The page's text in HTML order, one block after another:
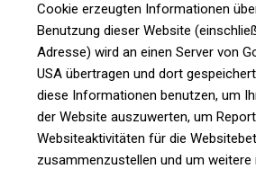
Cookie erzeugten Informationen
Benutzung dieser Website
Adresse) wird an einen Server von
USA übertragen und dort
diese Informationen benutzen, um
der Website auszuwerten, um
Websiteaktivitäten für die
zusammenzustellen und um weitere